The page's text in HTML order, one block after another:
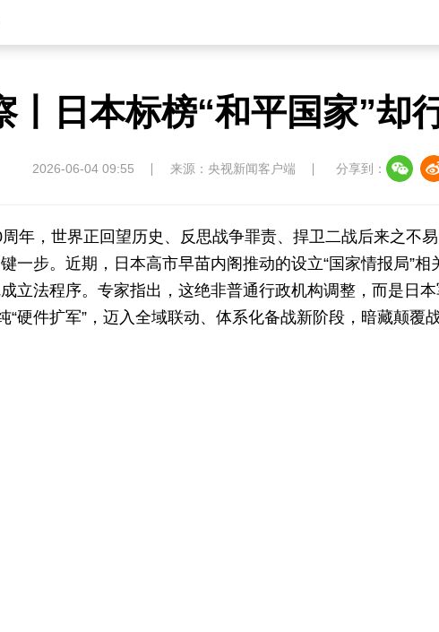
丨日本标榜“和平国家”却
2026-06-04 09:55 来源：央视新闻客户端 分享到：
年，世界正回望历史、反思战争罪责、捍卫二战后来之不易
一步。近期，日本高市早苗内阁推动的设立“国家情报局”
立法程序。专家指出，这绝非普通行政机构调整，而是日
“硬件扩军”，迈入全域联动、体系化备战新阶段，暗藏颠覆